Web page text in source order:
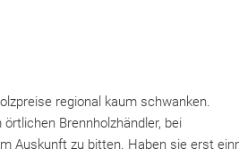
regional kaum schwanken.
Brennholzhändler, bei
Auskunft zu bitten. Haben sie erst